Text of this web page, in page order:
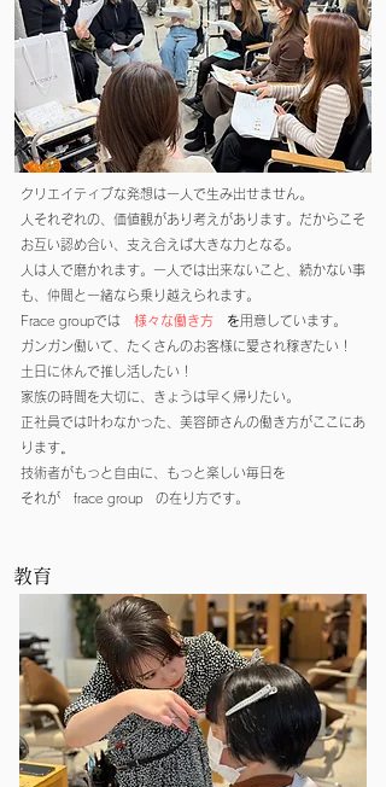
​クリエイティブな発想は一人で生み出せません。
人それぞれの、価値観があり考えがあります。だからこそ
お互い認め合い、支え合えば大きな力となる。
​人は人で磨かれます。一人では出来ないこと、続かない事
も、仲間と一緒なら乗り越えられます。
Frace groupでは 様々な働き方 を用意しています。
ガンガン働いて、たくさんのお客様に愛され稼ぎたい！
土日に休んで推し活したい！
家族の時間を大切に、きょうは早く帰りたい。
正社員では叶わなかった、美容師さんの働き方がここにあ
ります​。
技術者がもっと自由に、もっと楽しい毎日を
​それが frace group の在り方です。
​教育​